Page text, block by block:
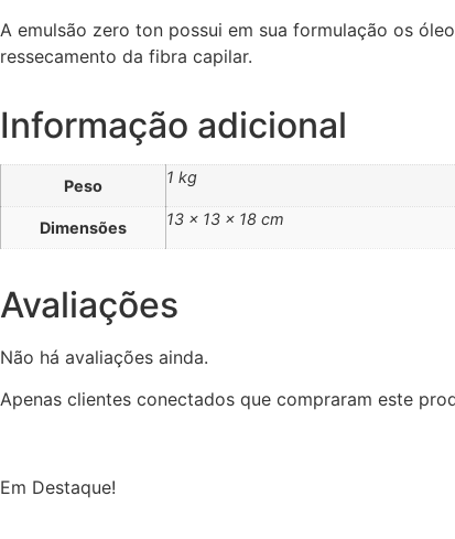
A emulsão zero ton possui em sua formulação os
ressecamento da fibra capilar.
Informação adicional
Peso 1 kg
Dimensões 13 × 13 × 18 cm
Avaliações
Não há avaliações ainda.
Apenas clientes conectados que compraram este
Em Destaque!